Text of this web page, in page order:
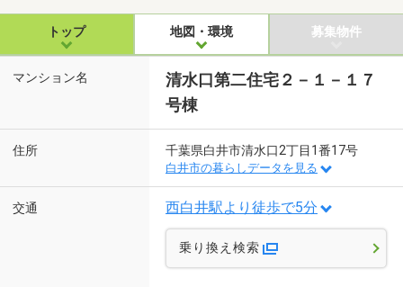
トップ 地図・環境 募集物件
マンション名
清水口第二住宅２－１－１７
号棟
住所 千葉県白井市清水口2丁目1番17号
白井市の暮らしデータを見る
交通 西白井駅より徒歩で5分
乗り換え検索